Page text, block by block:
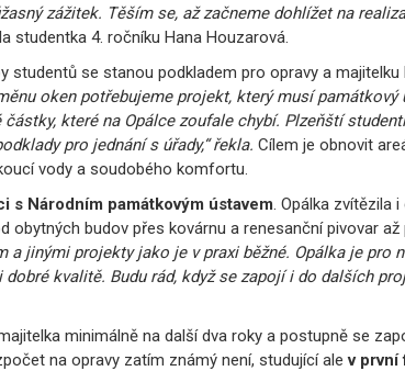
zážitek. Těším se, až začneme dohlížet na
studentka 4. ročníku Hana Houzarová.
studentů se stanou podkladem pro opravy a majitelku
oken potřebujeme projekt, který musí
které na Opálce zoufale chybí. Plzeňští
pro jednání s úřady,“ řekla. Cílem je obnovit
vody a soudobého komfortu.
s Národním památkovým ústavem . Opálka
obytných budov přes kovárnu a renesanční pivovar až
jinými projekty jako je v praxi běžné. Opálka je pro
kvalitě. Budu rád, když se zapojí i do dalších
minimálně na další dva roky a postupně se
na opravy zatím známý není, studující alev první